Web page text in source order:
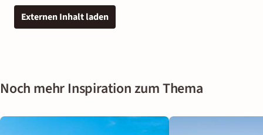
Externen Inhalt laden
Noch mehr Inspiration zum Thema